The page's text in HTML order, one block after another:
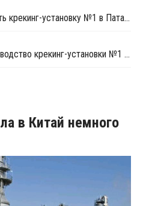
GAIL India не смогла запустить крекинг-установку №1 в Пата после ремонта
GAIL India возобновила производство крекинг-установки №1 в Пата
в Китай немного